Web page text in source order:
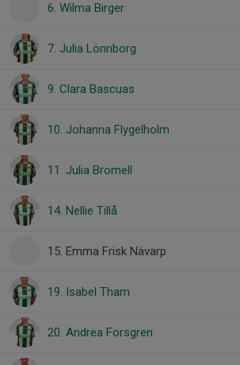
6. Wilma Birger
7. Julia Lönnborg
9. Clara Bascuas
10. Johanna Flygelholm
11. Julia Bromell
14. Nellie Tillå
15. Emma Frisk Nävarp
19. Isabel Tham
20. Andrea Forsgren